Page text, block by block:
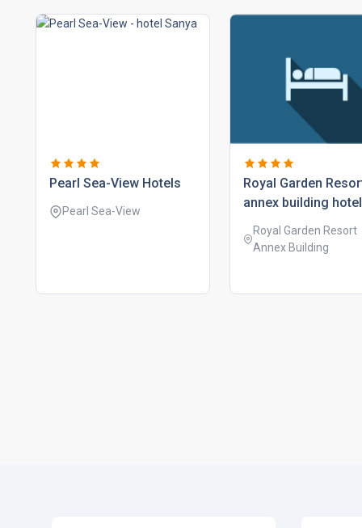
pearl sea-view hotels
Pearl Sea-View
royal garden
annex building
Royal Garden Resort
Annex Building